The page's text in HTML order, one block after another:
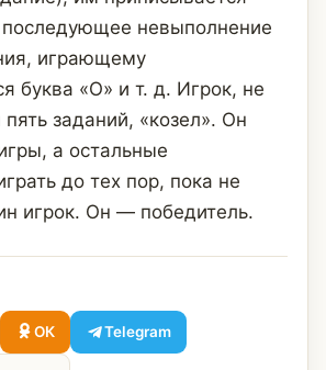
последующее невыполнение
играющему
буква «О» и т. д. Игрок, не
заданий, «козел». Он
а осталь­ные
до тех пор, пока не
игрок. Он — победитель.
ОК Telegram